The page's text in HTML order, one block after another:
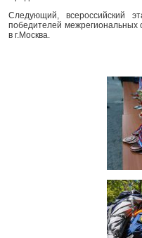
Следующий, всероссийский
победителей межрегиональных
в г.Москва.